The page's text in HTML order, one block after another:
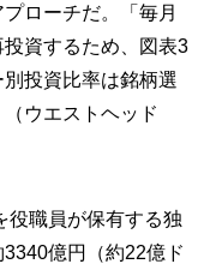
ローチだ。「毎月
資するため、図表3
投資比率は銘柄選
ウエストヘッド
役職員が保有する独
億円（約22億ド